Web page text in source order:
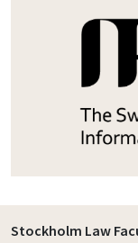
Stockholm Law